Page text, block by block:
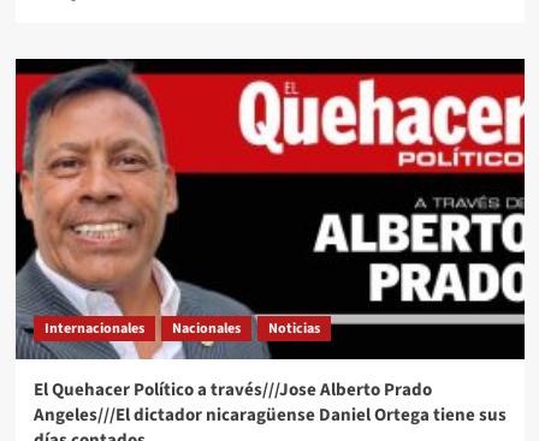
Internacionales Nacionales Noticias
El Quehacer Político a través///Jose Alberto Prado
Angeles///El dictador nicaragüense Daniel Ortega tiene sus